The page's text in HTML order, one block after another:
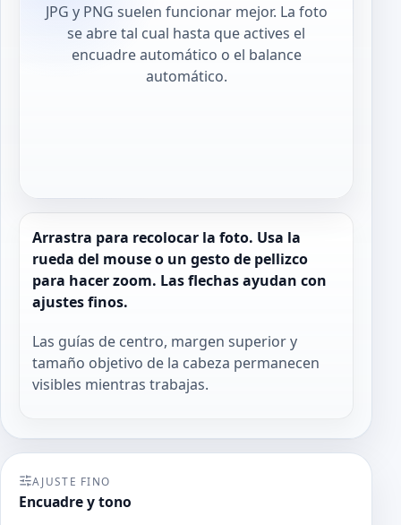
JPG y PNG suelen funcionar mejor. La foto
se abre tal cual hasta que actives el
encuadre automático o el balance
automático.
Arrastra para recolocar la foto. Usa la
rueda del mouse o un gesto de pellizco
para hacer zoom. Las flechas ayudan con
ajustes finos.
Las guías de centro, margen superior y
tamaño objetivo de la cabeza permanecen
visibles mientras trabajas.
AJUSTE FINO
Encuadre y tono